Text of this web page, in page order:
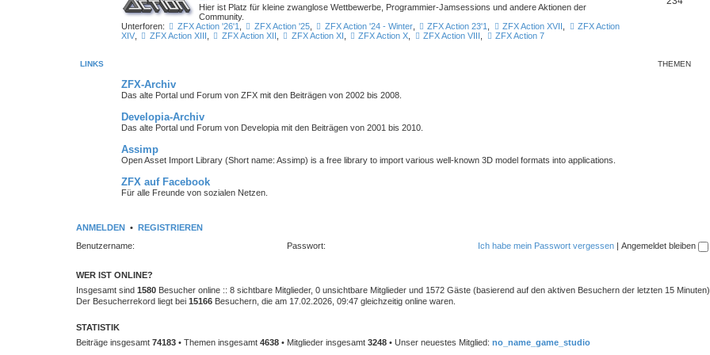
Hier ist Platz für kleine zwanglose Wettbewerbe, Programmier-Jamsessions und andere Aktionen der
Community.
Unterforen:
ZFX Action '26'1, ZFX Action '25, ZFX Action '24 - Winter, ZFX Action 23'1, ZFX Action XVII ,
ZFX Action
XIV, ZFX Action XIII , ZFX Action XII , ZFX Action XI , ZFX Action X, ZFX Action VIII , ZFX Action 7
LINKS THEMEN
ZFX-Archiv
Das alte Portal und Forum von ZFX mit den Beiträgen von 2002 bis 2008.
Developia-Archiv
Das alte Portal und Forum von Developia mit den Beiträgen von 2001 bis 2010.
Assimp
Open Asset Import Library (Short name: Assimp) is a free library to import various well-known 3D model formats into applications.
ZFX auf Facebook
Für alle Freunde von sozialen Netzen.
ANMELDEN •
REGISTRIEREN
Benutzername:
Passwort: Ich habe mein Passwort vergessen Angemeldet bleiben
WER IST ONLINE?
Insgesamt sind 1580 Besucher online :: 8 sichtbare Mitglieder, 0 unsichtbare Mitglieder und 1572 Gäste (basierend auf den aktiven Besuchern der letzten 15 Minuten)
Der Besucherrekord liegt bei 15166 Besuchern, die am 17.02.2026, 09:47 gleichzeitig online waren.
STATISTIK
Beiträge insgesamt 74183 • Themen insgesamt 4638 • Mitglieder insgesamt 3248 • Unser neuestes Mitglied: no_name_game_studio